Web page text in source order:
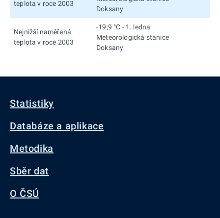
teplota v roce 2003
Doksany
Nejnižší naměřená
teplota v roce 2003
-19,9 °C - 1. ledna
Meteorologická stanice
Doksany
Statistiky
Databáze a aplikace
Metodika
Sběr dat
O ČSÚ